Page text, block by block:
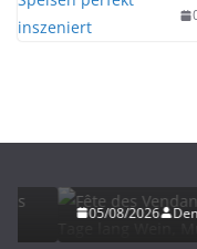
05/08/2026 Denise